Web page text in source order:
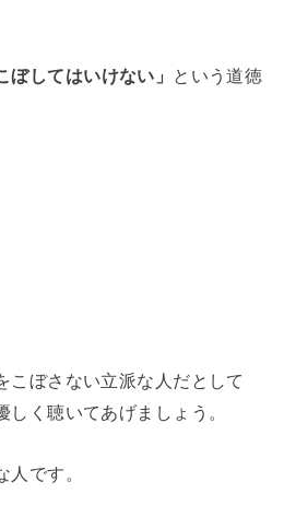
ぼしてはいけない」
という道徳
こぼさない立派な人だとして
しく聴いてあげましょう。
です。